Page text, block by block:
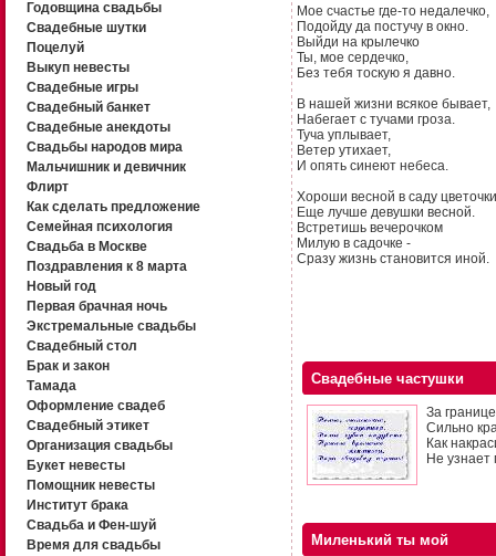
Годовщина свадьбы
Свадебные шутки
Поцелуй
Выкуп невесты
Свадебные игры
Свадебный банкет
Свадебные анекдоты
Свадьбы народов мира
Мальчишник и девичник
Флирт
Как сделать предложение
Семейная психология
Свадьба в Москве
Поздравления к 8 марта
Новый год
Первая брачная ночь
Экстремальные свадьбы
Свадебный стол
Брак и закон
Тамада
Оформление свадеб
Свадебный этикет
Организация свадьбы
Букет невесты
Помощник невесты
Институт брака
Свадьба и Фен-шуй
Время для свадьбы
Мое счастье где-то недалечко,
Подойду да постучу в окно.
Выйди на крылечко
Ты, мое сердечко,
Без тебя тоскую я давно.
В нашей жизни всякое бывает,
Набегает с тучами гроза.
Туча уплывает,
Ветер утихает,
И опять синеют небеса.
Хороши весной в саду
Еще лучше девушки весной.
Встретишь вечерочком
Милую в садочке -
Сразу жизнь становится иной.
Свадебные частушки
За
Сильно
Как
Не узнает
Миленький ты мой